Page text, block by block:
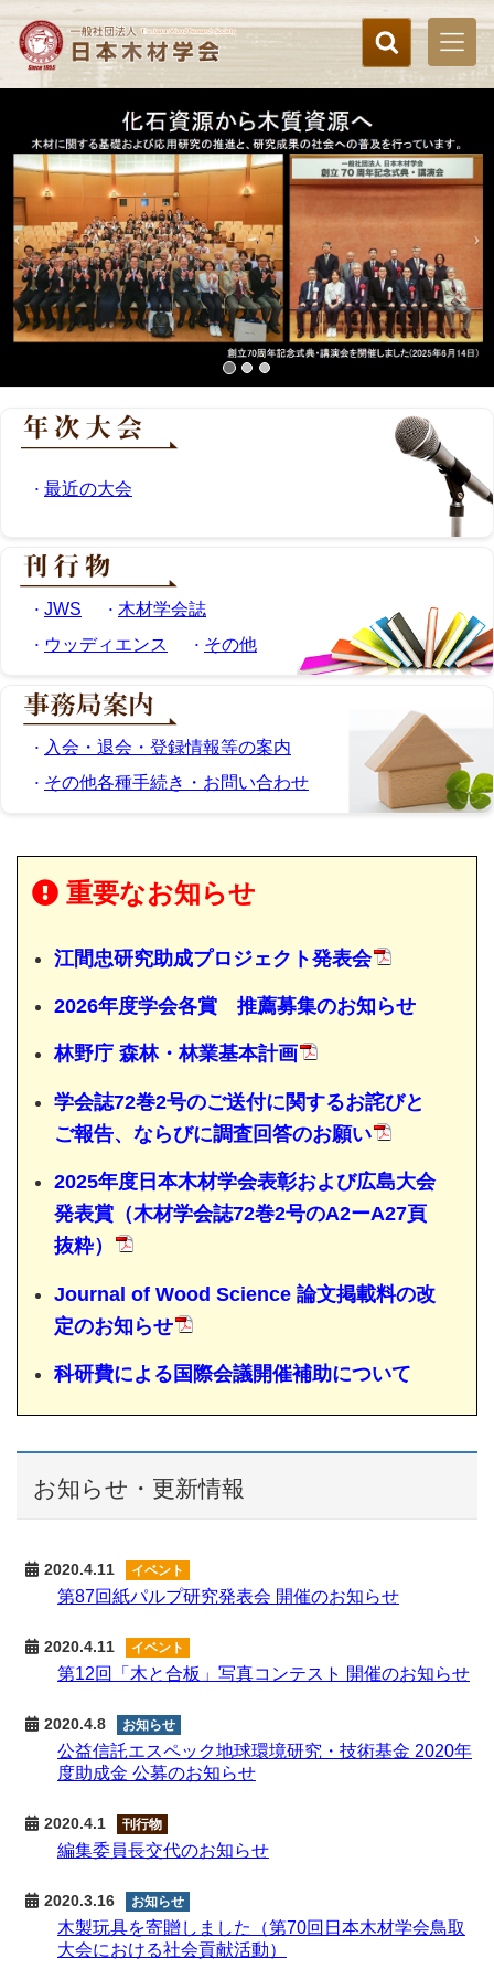
最近の大会
JWS
木材学会誌
ウッディエンス
その他
入会・退会・登録情報等の案内
その他各種手続き・お問い合わせ
重要なお知らせ
江間忠研究助成プロジェクト発表会
2026年度学会各賞 推薦募集のお知らせ
林野庁 森林・林業基本計画
学会誌72巻2号のご送付に関するお詫びと
ご報告、ならびに調査回答のお願い
2025年度日本木材学会表彰および広島大会
発表賞（木材学会誌72巻2号のA2ーA27頁
抜粋）
Journal of Wood Science 論文掲載料の改
定のお知らせ
科研費による国際会議開催補助について
お知らせ・更新情報
2020.4.11 イベント
第87回紙パルプ研究発表会 開催のお知らせ
2020.4.11 イベント
第12回「木と合板」写真コンテスト 開催のお知らせ
2020.4.8 お知らせ
公益信託エスペック地球環境研究・技術基金 2020年
度助成金 公募のお知らせ
2020.4.1 刊行物
編集委員長交代のお知らせ
2020.3.16 お知らせ
木製玩具を寄贈しました（第70回日本木材学会鳥取
大会における社会貢献活動）